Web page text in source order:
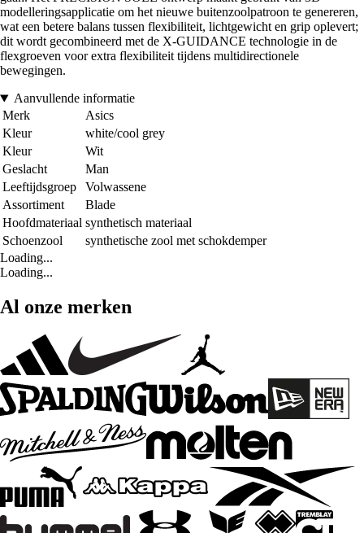
modelleringsapplicatie om het nieuwe buitenzoolpatroon te genereren,
wat een betere balans tussen flexibiliteit, lichtgewicht en grip oplevert;
dit wordt gecombineerd met de X-GUIDANCE technologie in de
flexgroeven voor extra flexibiliteit tijdens multidirectionele
bewegingen.
Aanvullende informatie
Merk
Asics
Kleur
white/cool grey
Kleur
Wit
Geslacht
Man
Leeftijdsgroep
Volwassene
Assortiment
Blade
Hoofdmateriaal synthetisch materiaal
Schoenzool
synthetische zool met schokdemper
Loading...
Loading...
Al onze merken